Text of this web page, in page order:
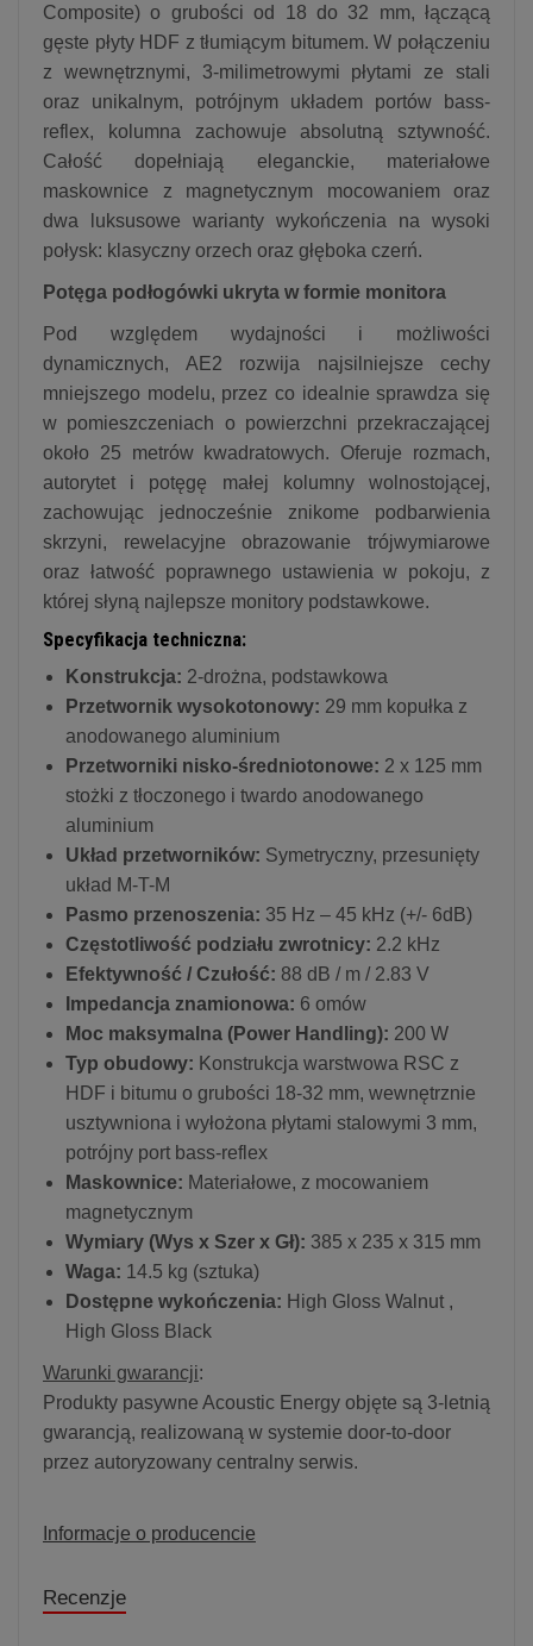
Composite) o grubości od 18 do 32 mm, łączącą
gęste płyty HDF z tłumiącym bitumem. W połączeniu
z wewnętrznymi, 3-milimetrowymi płytami ze stali
oraz unikalnym, potrójnym układem portów bass-
reflex, kolumna zachowuje absolutną sztywność.
Całość dopełniają eleganckie, materiałowe
maskownice z magnetycznym mocowaniem oraz
dwa luksusowe warianty wykończenia na wysoki
połysk: klasyczny orzech oraz głęboka czerń.
Potęga podłogówki ukryta w formie monitora
Pod względem wydajności i możliwości
dynamicznych, AE2 rozwija najsilniejsze cechy
mniejszego modelu, przez co idealnie sprawdza się
w pomieszczeniach o powierzchni przekraczającej
około 25 metrów kwadratowych. Oferuje rozmach,
autorytet i potęgę małej kolumny wolnostojącej,
zachowując jednocześnie znikome podbarwienia
skrzyni, rewelacyjne obrazowanie trójwymiarowe
oraz łatwość poprawnego ustawienia w pokoju, z
której słyną najlepsze monitory podstawkowe.
Specyfikacja techniczna:
Konstrukcja: 2-drożna, podstawkowa
Przetwornik wysokotonowy: 29 mm kopułka z
anodowanego aluminium
Przetworniki nisko-średniotonowe: 2 x 125 mm
stożki z tłoczonego i twardo anodowanego
aluminium
Układ przetworników: Symetryczny, przesunięty
układ M-T-M
Pasmo przenoszenia: 35 Hz – 45 kHz (+/- 6dB)
Częstotliwość podziału zwrotnicy: 2.2 kHz
Efektywność / Czułość: 88 dB / m / 2.83 V
Impedancja znamionowa: 6 omów
Moc maksymalna (Power Handling): 200 W
Typ obudowy: Konstrukcja warstwowa RSC z
HDF i bitumu o grubości 18-32 mm, wewnętrznie
usztywniona i wyłożona płytami stalowymi 3 mm,
potrójny port bass-reflex
Maskownice: Materiałowe, z mocowaniem
magnetycznym
Wymiary (Wys x Szer x Gł): 385 x 235 x 315 mm
Waga: 14.5 kg (sztuka)
Dostępne wykończenia: High Gloss Walnut ,
High Gloss Black
Warunki gwarancji:
Produkty pasywne Acoustic Energy objęte są 3-letnią
gwarancją, realizowaną w systemie door-to-door
przez autoryzowany centralny serwis.
Informacje o producencie
Recenzje